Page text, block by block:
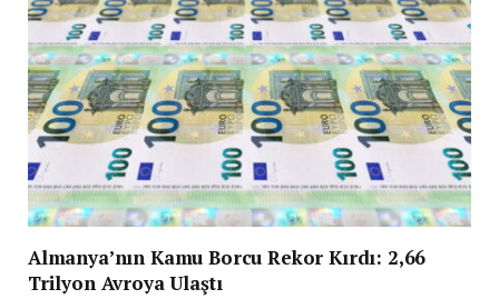
Almanya’nın Kamu Borcu Rekor Kırdı: 2,66
Trilyon Avroya Ulaştı